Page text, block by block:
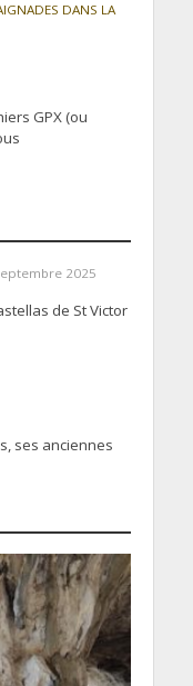
DANS LA
GPX (ou
2025
de St Victor
ses anciennes